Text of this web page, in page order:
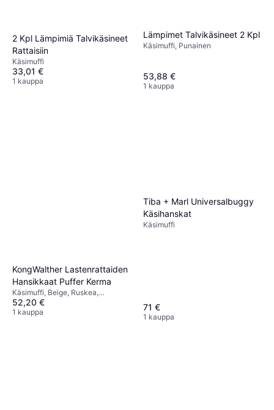
2 Kpl Lämpimiä Talvikäsineet
Rattaisiin
Käsimuffi
33,01 €
1 kauppa
Lämpimet Talvikäsineet 2 Kpl
Käsimuffi, Punainen
53,88 €
1 kauppa
KongWalther Lastenrattaiden
Hansikkaat Puffer Kerma
Käsimuffi, Beige, Ruskea,
Materiaali: Polyesteri
52,20 €
1 kauppa
Tiba + Marl Universalbuggy
Käsihanskat
Käsimuffi
71 €
1 kauppa